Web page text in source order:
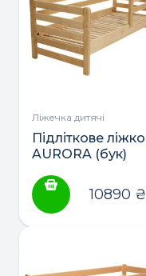
Ліжечка дитячі
Підліткове ліжко
AURORA (бук)
Гойдалка10890 ₴